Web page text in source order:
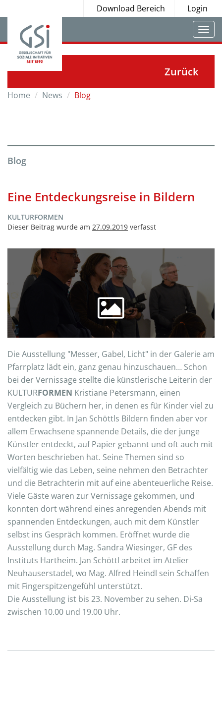
Download Bereich Login
Zurück
Home News Blog
Blog
Eine Entdeckungsreise in Bildern
KULTURFORMEN
Dieser Beitrag wurde am 27.09.2019 verfasst
Die Ausstellung "Messer, Gabel, Licht" in der Galerie am
Pfarrplatz lädt ein, ganz genau hinzuschauen… Schon
bei der Vernissage stellte die künstlerische Leiterin der
KULTURFORMEN Kristiane Petersmann, einen
Vergleich zu Büchern her, in denen es für Kinder viel zu
entdecken gibt. In Jan Schöttls Bildern finden aber vor
allem Erwachsene spannende Details, die der junge
Künstler entdeckt, auf Papier gebannt und oft auch mit
Worten beschrieben hat. Seine Themen sind so
vielfältig wie das Leben, seine nehmen den Betrachter
und die Betrachterin mit auf eine abenteuerliche Reise.
Viele Gäste waren zur Vernissage gekommen, und
konnten dort während eines anregenden Abends mit
spannenden Entdeckungen, auch mit dem Künstler
selbst ins Gespräch kommen. Eröffnet wurde die
Ausstellung durch Mag. Sandra Wiesinger, GF des
Instituts Hartheim. Jan Schöttl arbeitet im Atelier
Neuhauserstadel, wo Mag. Alfred Heindl sein Schaffen
mit Fingerspitzengefühl unterstützt.
Die Ausstellung ist bis 23. November zu sehen. Di-Sa
zwischen 10.00 und 19.00 Uhr.